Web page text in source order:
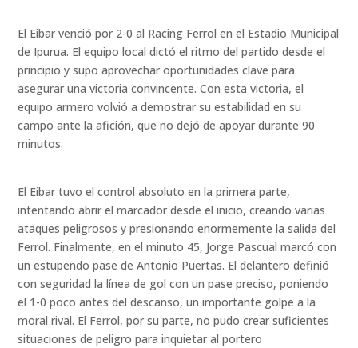
El Eibar venció por 2-0 al Racing Ferrol en el Estadio Municipal
de Ipurua. El equipo local dictó el ritmo del partido desde el
principio y supo aprovechar oportunidades clave para
asegurar una victoria convincente. Con esta victoria, el
equipo armero volvió a demostrar su estabilidad en su
campo ante la afición, que no dejó de apoyar durante 90
minutos.
El Eibar tuvo el control absoluto en la primera parte,
intentando abrir el marcador desde el inicio, creando varias
ataques peligrosos y presionando enormemente la salida del
Ferrol. Finalmente, en el minuto 45, Jorge Pascual marcó con
un estupendo pase de Antonio Puertas. El delantero definió
con seguridad la línea de gol con un pase preciso, poniendo
el 1-0 poco antes del descanso, un importante golpe a la
moral rival. El Ferrol, por su parte, no pudo crear suficientes
situaciones de peligro para inquietar al portero